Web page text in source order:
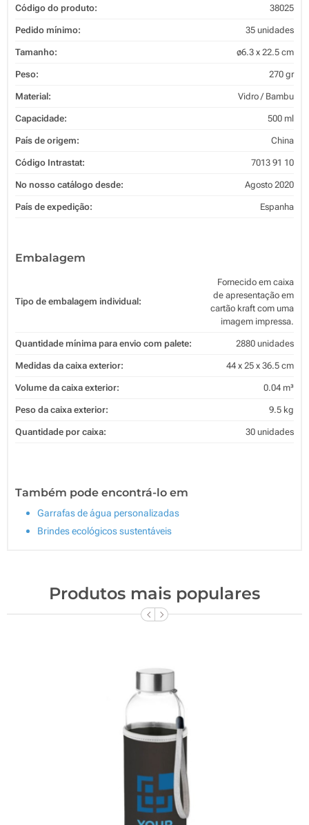
Código do produto: 38025
Pedido mínimo: 35 unidades
Tamanho: ø6.3 x 22.5 cm
Peso: 270 gr
Material: Vidro / Bambu
Capacidade: 500 ml
País de origem: China
Código Intrastat: 7013 91 10
No nosso catálogo desde: Agosto 2020
País de expedição: Espanha
Embalagem
Tipo de embalagem individual:
Fornecido em caixa
de apresentação em
cartão kraft com uma
imagem impressa.
Quantidade mínima para envio com palete: 2880 unidades
Medidas da caixa exterior: 44 x 25 x 36.5 cm
Volume da caixa exterior: 0.04 m³
Peso da caixa exterior: 9.5 kg
Quantidade por caixa: 30 unidades
Também pode encontrá-lo em
Garrafas de água personalizadas
Brindes ecológicos sustentáveis
Produtos mais populares